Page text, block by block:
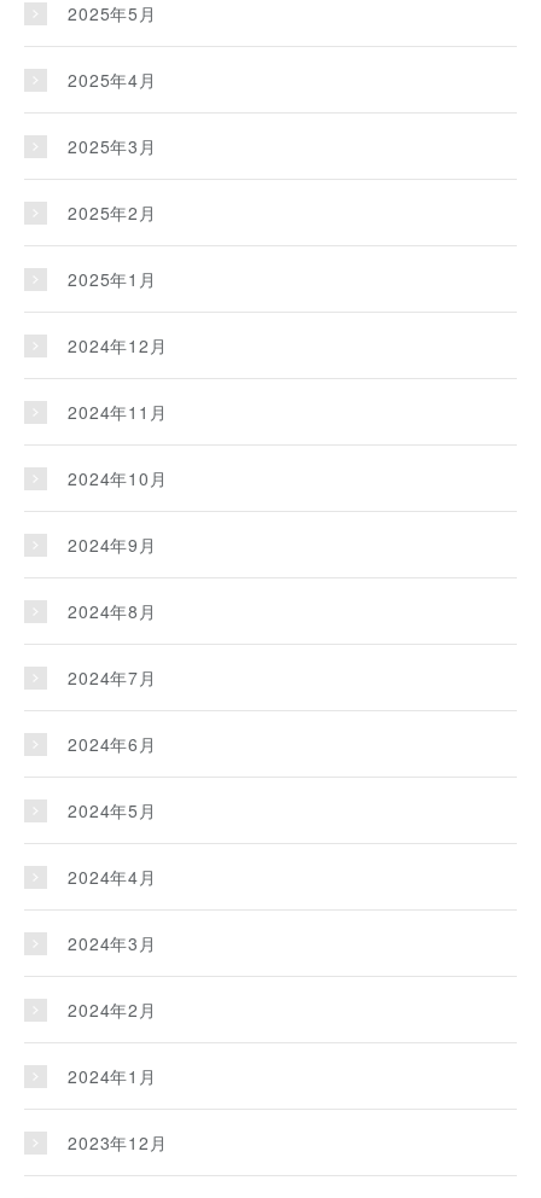
2025年5月
2025年4月
2025年3月
2025年2月
2025年1月
2024年12月
2024年11月
2024年10月
2024年9月
2024年8月
2024年7月
2024年6月
2024年5月
2024年4月
2024年3月
2024年2月
2024年1月
2023年12月